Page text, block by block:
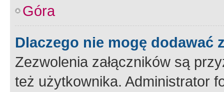
Góra
Dlaczego nie mogę dodawać
Zezwolenia załączników są
też użytkownika. Administrator